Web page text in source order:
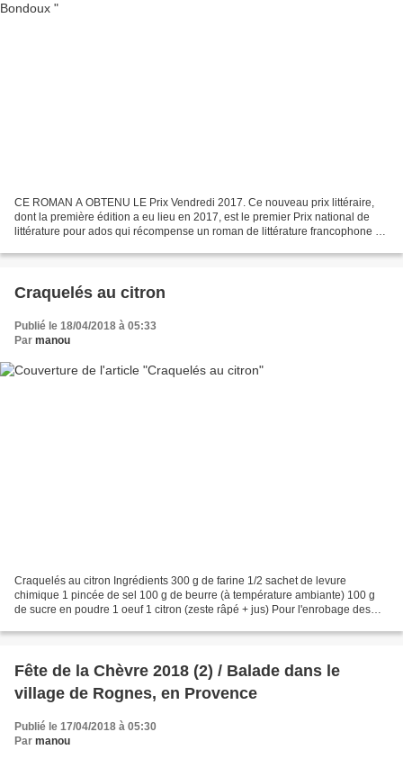
CE ROMAN A OBTENU LE Prix Vendredi 2017. Ce nouveau prix littéraire,
dont la première édition a eu lieu en 2017, est le premier Prix national de
littérature pour ados qui récompense un roman de littérature francophone à
Craquelés au citron
Publié le 18/04/2018 à 05:33
Par manou
Craquelés au citron Ingrédients 300 g de farine 1/2 sachet de levure
chimique 1 pincée de sel 100 g de beurre (à température ambiante) 100 g
de sucre en poudre 1 oeuf 1 citron (zeste râpé + jus) Pour l'enrobage des
Fête de la Chèvre 2018 (2) / Balade dans le
village de Rognes, en Provence
Publié le 17/04/2018 à 05:30
Par manou